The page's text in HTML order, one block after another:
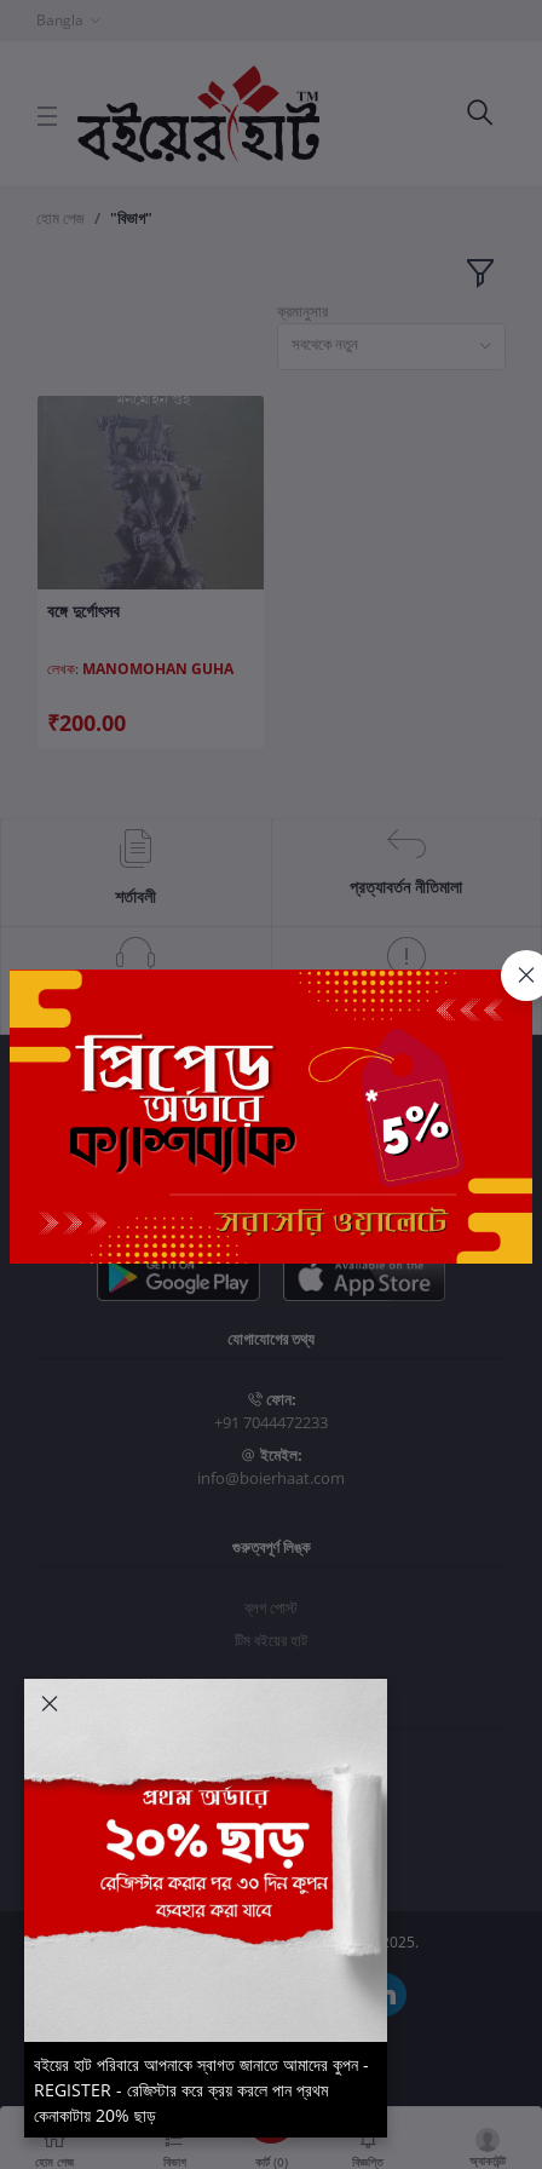
Bangla
হোম পেজ "বিভাগ"
ক্রমানুসার
সবথেকে নতুন
কার্টে যোগ করুন
বঙ্গে দুর্গোৎসব
লেখক: MANOMOHAN GUHA
₹200.00
শর্তাবলী প্রত্যাবর্তন নীতিমালা
গোপনীয়তা নীতি
সাবস্ক্রাইব
যোগাযোগের তথ্য
ফোন:
+91 7044472233
ইমেইল:
info@boierhaat.com
গুরুত্বপূর্ণ লিঙ্ক
ব্লগ পোস্ট
টিম বইয়ের হাট
প্রবেশ করুন
অর্ডার ইতিহাস
আমার ইচ্ছাগুলি
অর্ডার ট্র্যাকিং
Boier Haat™ | © All rights reserved 2025.
হোম পেজ বিভাগ কার্ট (0) বিজ্ঞপ্তি অ্যাকাউন্ট
বইয়ের হাট পরিবারে আপনাকে স্বাগত জানাতে আমাদের কুপন -
REGISTER - রেজিস্টার করে ক্রয় করলে পান প্রথম
কেনাকাটায় 20% ছাড়